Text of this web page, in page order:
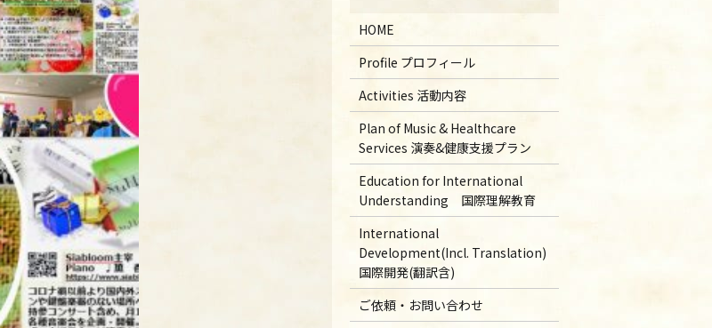
HOME
Profile プロフィール
Activities 活動内容
Plan of Music & Healthcare
Services 演奏&健康支援プラン
Education for International
Understanding 国際理解教育
International
Development(Incl. Translation)
国際開発(翻訳含)
ご依頼・お問い合わせ